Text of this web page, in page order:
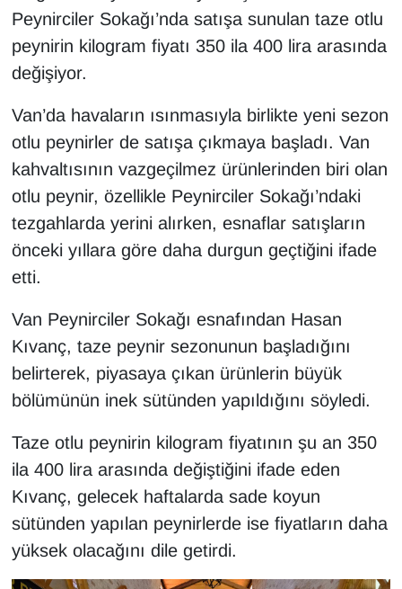
Peynirciler Sokağı’nda satışa sunulan taze otlu
peynirin kilogram fiyatı 350 ila 400 lira arasında
değişiyor.
Van’da havaların ısınmasıyla birlikte yeni sezon
otlu peynirler de satışa çıkmaya başladı. Van
kahvaltısının vazgeçilmez ürünlerinden biri olan
otlu peynir, özellikle Peynirciler Sokağı’ndaki
tezgahlarda yerini alırken, esnaflar satışların
önceki yıllara göre daha durgun geçtiğini ifade
etti.
Van Peynirciler Sokağı esnafından Hasan
Kıvanç, taze peynir sezonunun başladığını
belirterek, piyasaya çıkan ürünlerin büyük
bölümünün inek sütünden yapıldığını söyledi.
Taze otlu peynirin kilogram fiyatının şu an 350
ila 400 lira arasında değiştiğini ifade eden
Kıvanç, gelecek haftalarda sade koyun
sütünden yapılan peynirlerde ise fiyatların daha
yüksek olacağını dile getirdi.
Kim Kimdir?
Kültür & Sanat
MAGAZİN
MEDYA
ONE EKONOMİ
Resmi İlanlar
RÖPORTAJ
Seri İlan
Sinema - TV
SİYASET